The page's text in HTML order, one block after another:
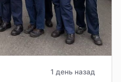
1 день назад